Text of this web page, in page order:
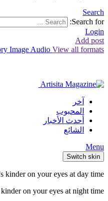
Search
Search for:
Login
Add post
Image Audio View all formats
آخر
المحبوب
أحدث الأخبار
الشائع
Menu
Switch skin
kinder on your eyes at day time.
on your eyes at night time.